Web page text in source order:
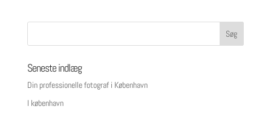
Seneste indlæg
Din professionelle fotograf i København
I københavn